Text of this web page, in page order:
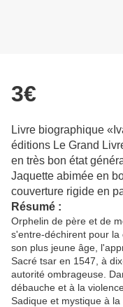
3€
Livre biographique
éditions Le Grand
en très bon état
Jaquette abimée en
couverture rigide en
Résumé :
Orphelin de père et de
s'entre-déchirent pour la
son plus jeune âge,
Sacré tsar en 1547, à
autorité ombrageuse.
débauche et à la
Sadique et mystique à